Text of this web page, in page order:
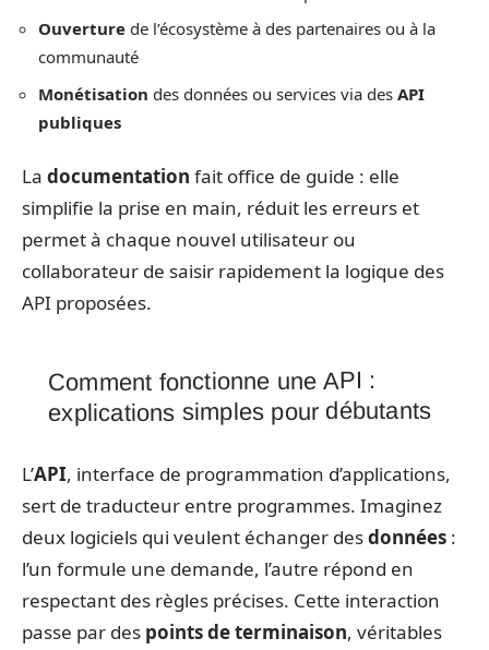
Ouverture de l’écosystème à des partenaires ou à la
communauté
Monétisation des données ou services via des API
publiques
La documentation fait office de guide : elle
simplifie la prise en main, réduit les erreurs et
permet à chaque nouvel utilisateur ou
collaborateur de saisir rapidement la logique des
API proposées.
Comment fonctionne une API :
explications simples pour débutants
L’API, interface de programmation d’applications,
sert de traducteur entre programmes. Imaginez
deux logiciels qui veulent échanger desdonnées :
l’un formule une demande, l’autre répond en
respectant des règles précises. Cette interaction
passe par des points de terminaison, véritables